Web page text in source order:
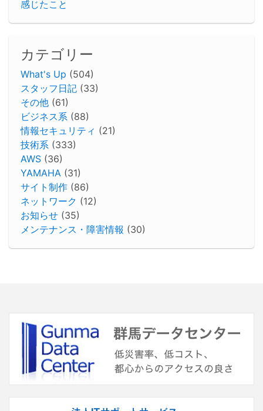
感じたこと
カテゴリー
What's Up (504)
スタッフ日記 (33)
その他 (61)
ビジネス系 (88)
情報セキュリティ (21)
技術系 (333)
AWS (36)
YAMAHA (31)
サイト制作 (86)
ネットワーク (12)
お知らせ (35)
メンテナンス・障害情報 (30)